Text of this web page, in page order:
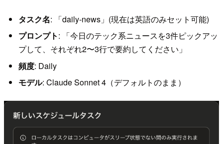
タスク名: 「daily-news」(現在は英語のみセット可能)
プロンプト: 「今日のテック系ニュースを3件ピックアッ
プして、それぞれ2〜3行で要約してください」
頻度: Daily
モデル: Claude Sonnet 4（デフォルトのまま）